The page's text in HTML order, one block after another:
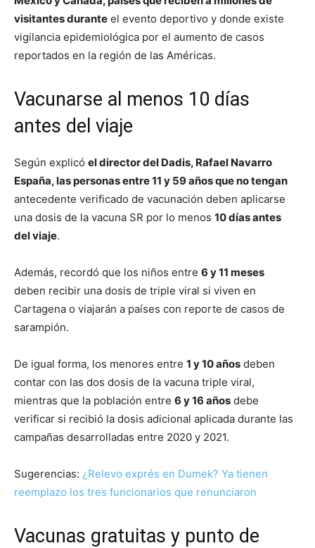
visitantes durante el evento deportivo y donde existe
vigilancia epidemiológica por el aumento de casos
reportados en la región de las Américas.
Vacunarse al menos 10 días
antes del viaje
Según explicó el director del Dadis, Rafael Navarro
España, las personas entre 11 y 59 años que no tengan
antecedente verificado de vacunación deben aplicarse
una dosis de la vacuna SR por lo menos 10 días antes
del viaje.
Además, recordó que los niños entre 6 y 11 meses
deben recibir una dosis de triple viral si viven en
Cartagena o viajarán a países con reporte de casos de
sarampión.
De igual forma, los menores entre 1 y 10 años deben
contar con las dos dosis de la vacuna triple viral,
mientras que la población entre 6 y 16 años debe
verificar si recibió la dosis adicional aplicada durante las
campañas desarrolladas entre 2020 y 2021.
Sugerencias: ¿Relevo exprés en Dumek? Ya tienen
reemplazo los tres funcionarios que renunciaron
Vacunas gratuitas y punto de